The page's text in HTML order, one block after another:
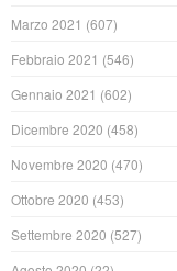
Marzo 2021 (607)
Febbraio 2021 (546)
Gennaio 2021 (602)
Dicembre 2020 (458)
Novembre 2020 (470)
Ottobre 2020 (453)
Settembre 2020 (527)